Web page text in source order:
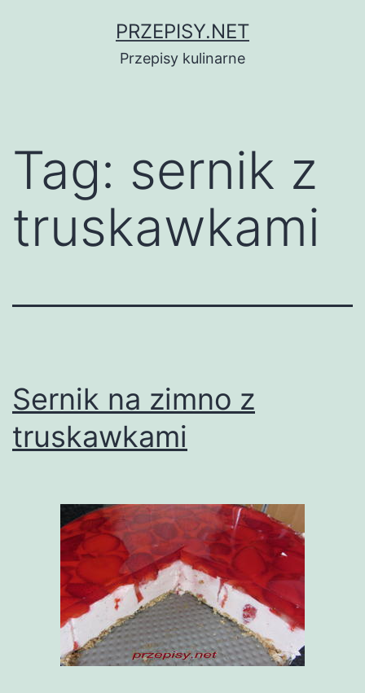
PRZEPISY.NET
Przepisy kulinarne
Tag: sernik z
truskawkami
Sernik na zimno z
truskawkami